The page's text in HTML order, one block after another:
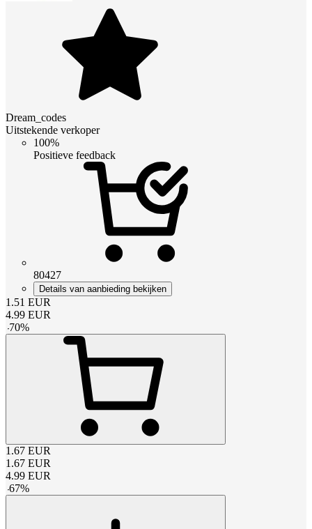
Dream_codes
Uitstekende verkoper
100%
Positieve feedback
80427
Details van aanbieding bekijken
1.51 EUR
4.99 EUR
-70%
1.67 EUR
1.67 EUR
4.99 EUR
-67%